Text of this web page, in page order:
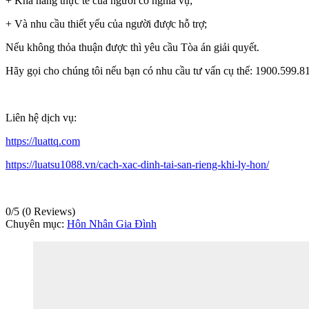
+ Và nhu cầu thiết yếu của người được hỗ trợ;
Nếu không thỏa thuận được thì yêu cầu Tòa án giải quyết.
Hãy gọi cho chúng tôi nếu bạn có nhu cầu tư vấn cụ thể:
Liên hệ dịch vụ:
https://luattq.com
https://luatsu1088.vn/cach-xac-dinh-tai-san-rieng-khi-ly-hon/
0/5 (0 Reviews)
Chuyên mục: Hôn Nhân Gia Đình